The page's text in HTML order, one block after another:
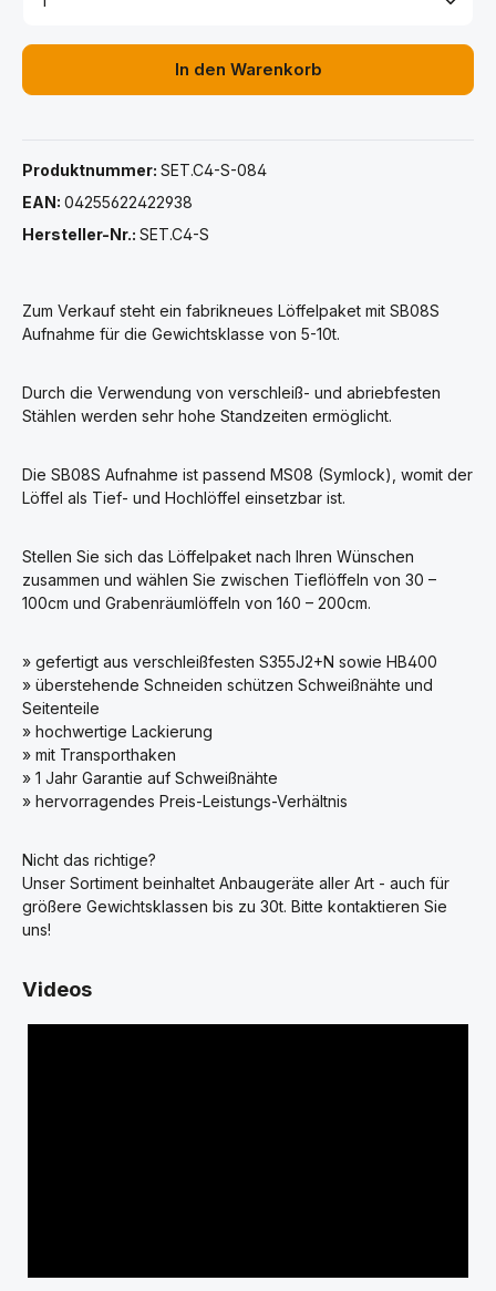
In den Warenkorb
Produktnummer: SET.C4-S-084
EAN: 04255622422938
Hersteller-Nr.: SET.C4-S
Zum Verkauf steht ein fabrikneues Löffelpaket mit SB08S
Aufnahme für die Gewichtsklasse von 5-10t.
Durch die Verwendung von verschleiß- und abriebfesten
Stählen werden sehr hohe Standzeiten ermöglicht.
Die SB08S Aufnahme ist passend MS08 (Symlock), womit der
Löffel als Tief- und Hochlöffel einsetzbar ist.
Stellen Sie sich das Löffelpaket nach Ihren Wünschen
zusammen und wählen Sie zwischen Tieflöffeln von 30 –
100cm und Grabenräumlöffeln von 160 – 200cm.
» gefertigt aus verschleißfesten S355J2+N sowie HB400
» überstehende Schneiden schützen Schweißnähte und
Seitenteile
» hochwertige Lackierung
» mit Transporthaken
» 1 Jahr Garantie auf Schweißnähte
» hervorragendes Preis-Leistungs-Verhältnis
Nicht das richtige?
Unser Sortiment beinhaltet Anbaugeräte aller Art - auch für
größere Gewichtsklassen bis zu 30t. Bitte kontaktieren Sie
uns!
Videos